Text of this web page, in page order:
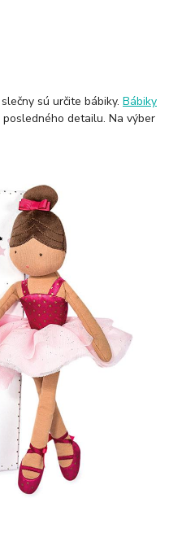
sú určite bábiky. Bábiky
detailu. Na výber